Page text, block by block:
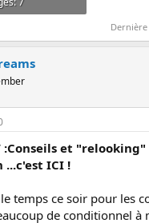
:Conseils et
ICI !
temps ce soir pour les
de conditionnel à